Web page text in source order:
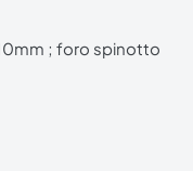
; foro spinotto